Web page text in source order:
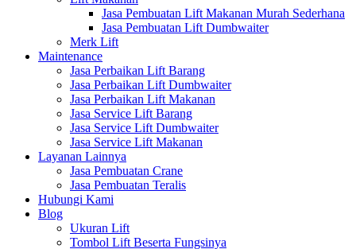
Jasa Pembuatan Lift Makanan Murah Sederhana
Jasa Pembuatan Lift Dumbwaiter
Merk Lift
Maintenance
Jasa Perbaikan Lift Barang
Jasa Perbaikan Lift Dumbwaiter
Jasa Perbaikan Lift Makanan
Jasa Service Lift Barang
Jasa Service Lift Dumbwaiter
Jasa Service Lift Makanan
Layanan Lainnya
Jasa Pembuatan Crane
Jasa Pembuatan Teralis
Hubungi Kami
Blog
Ukuran Lift
Tombol Lift Beserta Fungsinya